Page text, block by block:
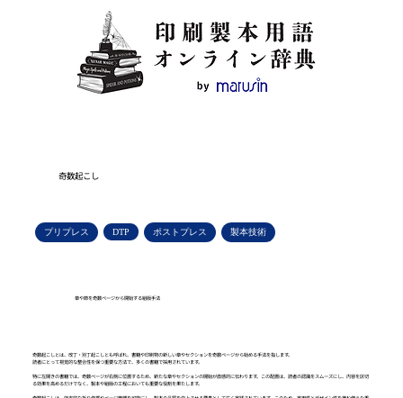
奇数起こし
プリプレス DTP ポストプレス 製本技術
章や節を奇数ページから開始する組版手法
奇数起こしとは、改丁・別丁起こしとも呼ばれ、書籍や印刷物の新しい章やセクションを奇数ページから始める手法を指します。
読者にとって視覚的な整合性を保つ重要な方法で、多くの書籍で採用されています。
特に左開きの書籍では、奇数ページが右側に位置するため、新たな章やセクションの開始が直感的に伝わります。この配置は、読者の認識をスムーズにし、内容を区切
る効果を高めるだけでなく、製本や組版の工程においても重要な役割を果たします。